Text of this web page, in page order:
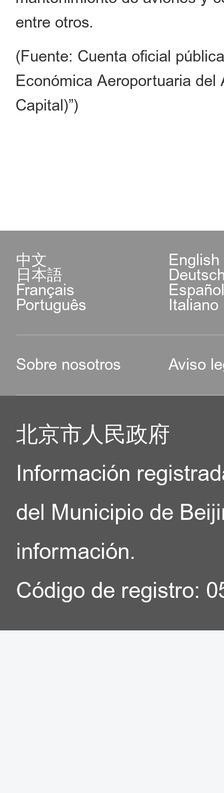
entre otros.
(Fuente: Cuenta oficial
Económica Aeroportuaria
Capital)”)
中文 English
日本語
Français
Português Italiano
Sobre nosotros Aviso
北京市人民政府
Información
del Municipio de
información.
Código de registro: